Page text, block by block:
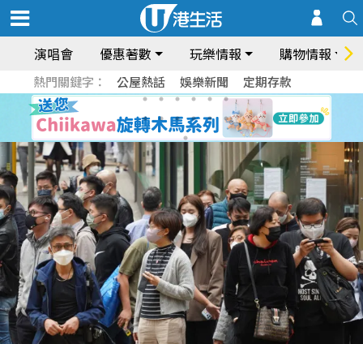
演唱會 優惠著數 玩樂情報 購物情報
熱門關鍵字： 公屋熱話 娛樂新聞 定期存款